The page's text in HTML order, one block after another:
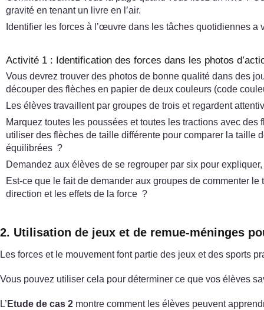
gravité en tenant un livre en l’air.
Identifier les forces à l’œuvre dans les tâches quotidiennes
Activité 1 : Identification des forces dans les photos
Vous devrez trouver des photos de bonne qualité dans des
découper des flèches en papier de deux couleurs (code
Les élèves travaillent par groupes de trois et regardent
Marquez toutes les poussées et toutes les tractions avec
utiliser des flèches de taille différente pour comparer la taille
équilibrées ?
Demandez aux élèves de se regrouper par six pour
Est-ce que le fait de demander aux groupes de commenter
direction et les effets de la force ?
2. Utilisation de jeux et de remue-méninges
Les forces et le mouvement font partie des jeux et des sports
Vous pouvez utiliser cela pour déterminer ce que vos élèves
L’ Etude de cas 2 montre comment les élèves peuvent